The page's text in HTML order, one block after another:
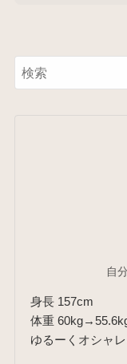
自
身長 157cm
体重
ゆるーくオシャ